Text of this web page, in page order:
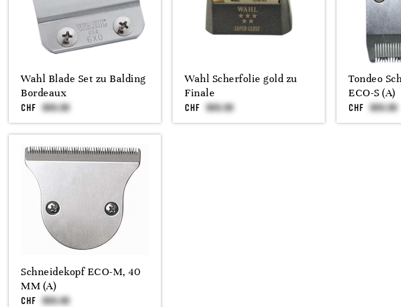
Wahl Blade Set zu Balding
Bordeaux
CHF
Wahl Scherfolie gold zu
Finale
CHF
Tondeo
ECO-S (A)
CHF
Schneidekopf ECO-M, 40
MM (A)
CHF